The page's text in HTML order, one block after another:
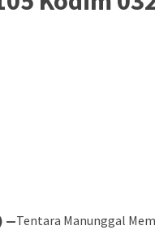
—Tentara Manunggal